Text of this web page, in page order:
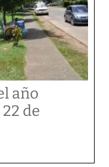
año
de